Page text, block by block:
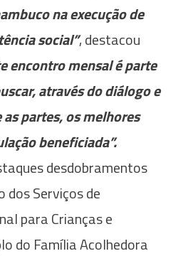
na execução de
social”, destacou
encontro mensal é parte
através do diálogo e
partes, os melhores
beneficiada”.
desdobramentos
dos Serviços de
para Crianças e
do Família Acolhedora